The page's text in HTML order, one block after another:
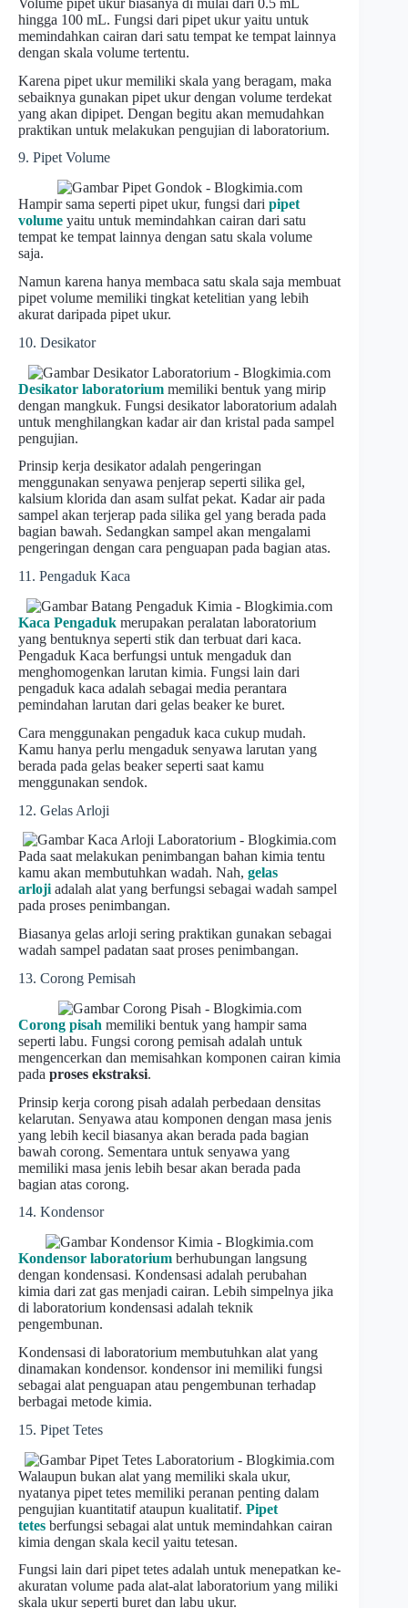
hingga 100 mL. Fungsi dari pipet ukur yaitu untuk
memindahkan cairan dari satu tempat ke tempat lainnya
dengan skala volume tertentu.
Karena pipet ukur memiliki skala yang beragam, maka
sebaiknya gunakan pipet ukur dengan volume terdekat
yang akan dipipet. Dengan begitu akan memudahkan
praktikan untuk melakukan pengujian di laboratorium.
9. Pipet Volume
Hampir sama seperti pipet ukur, fungsi dari pipet
volume yaitu untuk memindahkan cairan dari satu
tempat ke tempat lainnya dengan satu skala volume
saja.
Namun karena hanya membaca satu skala saja membuat
pipet volume memiliki tingkat ketelitian yang lebih
akurat daripada pipet ukur.
10. Desikator
Desikator laboratorium memiliki bentuk yang mirip
dengan mangkuk. Fungsi desikator laboratorium adalah
untuk menghilangkan kadar air dan kristal pada sampel
pengujian.
Prinsip kerja desikator adalah pengeringan
menggunakan senyawa penjerap seperti silika gel,
kalsium klorida dan asam sulfat pekat. Kadar air pada
sampel akan terjerap pada silika gel yang berada pada
bagian bawah. Sedangkan sampel akan mengalami
pengeringan dengan cara penguapan pada bagian atas.
11. Pengaduk Kaca
Kaca Pengaduk merupakan peralatan laboratorium
yang bentuknya seperti stik dan terbuat dari kaca.
Pengaduk Kaca berfungsi untuk mengaduk dan
menghomogenkan larutan kimia. Fungsi lain dari
pengaduk kaca adalah sebagai media perantara
pemindahan larutan dari gelas beaker ke buret.
Cara menggunakan pengaduk kaca cukup mudah.
Kamu hanya perlu mengaduk senyawa larutan yang
berada pada gelas beaker seperti saat kamu
menggunakan sendok.
12. Gelas Arloji
Pada saat melakukan penimbangan bahan kimia tentu
kamu akan membutuhkan wadah. Nah, gelas
arloji adalah alat yang berfungsi sebagai wadah sampel
pada proses penimbangan.
Biasanya gelas arloji sering praktikan gunakan sebagai
wadah sampel padatan saat proses penimbangan.
13. Corong Pemisah
Corong pisah memiliki bentuk yang hampir sama
seperti labu. Fungsi corong pemisah adalah untuk
mengencerkan dan memisahkan komponen cairan kimia
pada proses ekstraksi.
Prinsip kerja corong pisah adalah perbedaan densitas
kelarutan. Senyawa atau komponen dengan masa jenis
yang lebih kecil biasanya akan berada pada bagian
bawah corong. Sementara untuk senyawa yang
memiliki masa jenis lebih besar akan berada pada
bagian atas corong.
14. Kondensor
Kondensor laboratorium berhubungan langsung
dengan kondensasi. Kondensasi adalah perubahan
kimia dari zat gas menjadi cairan. Lebih simpelnya jika
di laboratorium kondensasi adalah teknik
pengembunan.
Kondensasi di laboratorium membutuhkan alat yang
dinamakan kondensor. kondensor ini memiliki fungsi
sebagai alat penguapan atau pengembunan terhadap
berbagai metode kimia.
15. Pipet Tetes
Walaupun bukan alat yang memiliki skala ukur,
nyatanya pipet tetes memiliki peranan penting dalam
pengujian kuantitatif ataupun kualitatif. Pipet
tetes berfungsi sebagai alat untuk memindahkan cairan
kimia dengan skala kecil yaitu tetesan.
Fungsi lain dari pipet tetes adalah untuk menepatkan ke-
akuratan volume pada alat-alat laboratorium yang miliki
skala ukur seperti buret dan labu ukur.